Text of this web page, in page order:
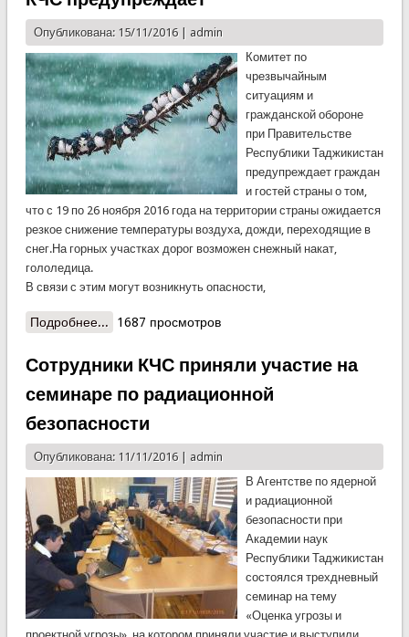
Опубликована: 15/11/2016 | admin
Комитет по
чрезвычайным
ситуациям и
гражданской обороне
при Правительстве
Республики Таджикистан
предупреждает граждан
и гостей страны о том,
что с 19 по 26 ноября 2016 года на территории страны ожидается
резкое снижение температуры воздуха, дожди, переходящие в
снег.На горных участках дорог возможен снежный накат,
гололедица.
В связи с этим могут возникнуть опасности,
Подробнее... о КЧС предупреждает
1687 просмотров
Сотрудники КЧС приняли участие на
семинаре по радиационной
безопасности
Опубликована: 11/11/2016 | admin
В Агентстве по ядерной
и радиационной
безопасности при
Академии наук
Республики Таджикистан
состоялся трехдневный
семинар на тему
«Оценка угрозы и
проектной угрозы», на котором приняли участие и выступили